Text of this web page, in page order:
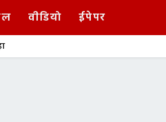
वीडियो ईपेपर